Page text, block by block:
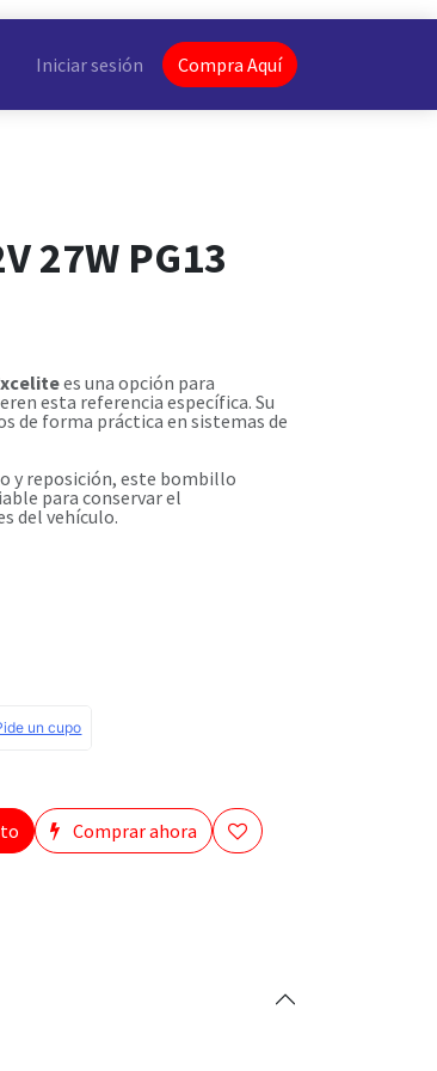
Iniciar sesión Compra Aquí
27W PG13
es una opción para
esta referencia específica. Su
de forma práctica en sistemas de
y reposición, este bombillo
para conservar el
del vehículo.
Comprar ahora